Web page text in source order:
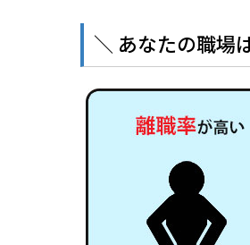
＼ あなたの職場